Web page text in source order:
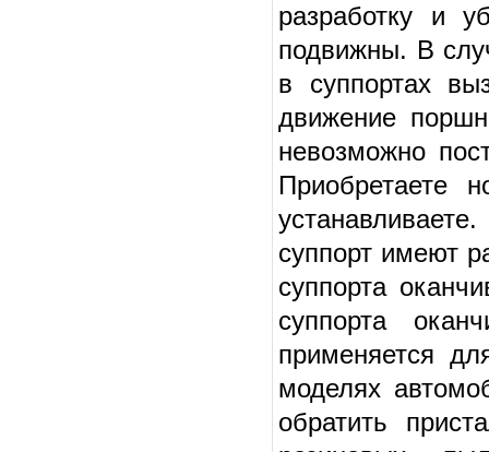
разработку и
подвижны. В
в суппортах
движение
невозможно
Приобретаете
суппорт имеют
суппорта
суппорта
применяется
моделях
обратить